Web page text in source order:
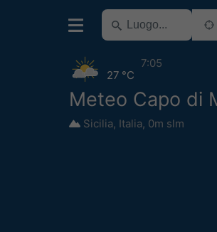
Meteo Capo di
Sicilia, Italia, 0m slm
27 °C
7:05